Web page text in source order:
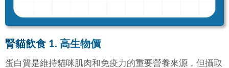
腎貓飲食 1. 高生物價
蛋白質是維持貓咪肌肉和免疫力的重要營養來源，但攝取